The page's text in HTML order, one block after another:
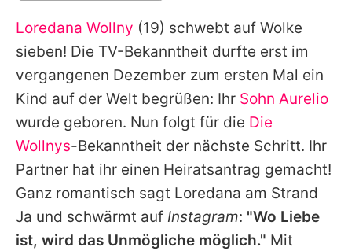
Alle Themen auf Promiflash
Jobs
App runterladen
Team
Redaktionelle Richtlinien
Impressum
Datenschutzerklärung
Loredana Wollny (19) schwebt auf Wolke
sieben! Die TV-Bekanntheit durfte erst im
vergangenen Dezember zum ersten Mal ein
Kind auf der Welt begrüßen: Ihr Sohn Aurelio
wurde geboren. Nun folgt für die Die
Wollnys-Bekanntheit der nächste Schritt. Ihr
Partner hat ihr einen Heiratsantrag gemacht!
Ganz romantisch sagt Loredana am Strand
Ja und schwärmt auf Instagram: "Wo Liebe
ist, wird das Unmögliche möglich." Mit